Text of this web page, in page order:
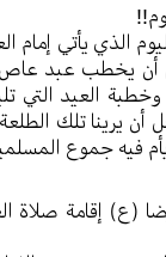
الذي يأتي
أن يخطب عبد
وخطبة العيد التي
أن يرينا تلك
فيه جموع
(ع) إقامة صلاة